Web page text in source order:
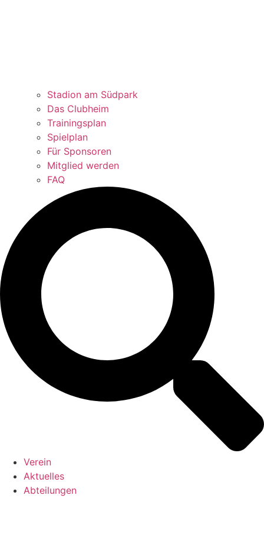
Stadion am Südpark
Das Clubheim
Trainingsplan
Spielplan
Für Sponsoren
Mitglied werden
FAQ
Verein
Aktuelles
Abteilungen